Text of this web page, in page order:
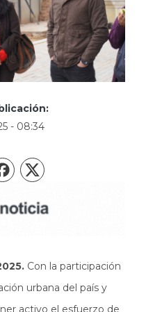
- 08:34
Facebook
X
Con la participación
urbana del país y
activo el esfuerzo de